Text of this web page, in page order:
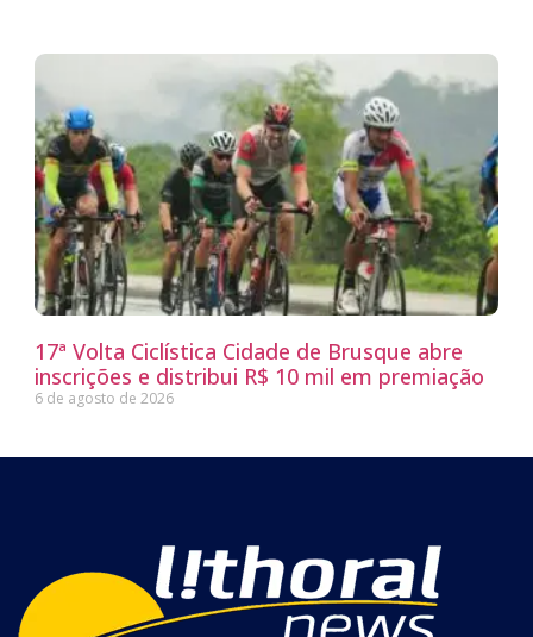
17ª Volta Ciclística Cidade de Brusque abre
inscrições e distribui R$ 10 mil em premiação
6 de agosto de 2026